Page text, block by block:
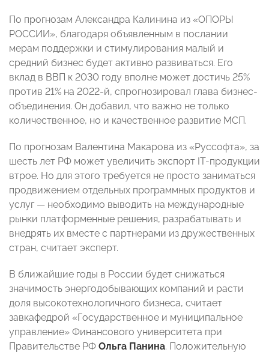
По прогнозам Александра Калинина из «ОПОРЫ
РОССИИ», благодаря объявленным в послании
мерам поддержки и стимулирования малый и
средний бизнес будет активно развиваться. Его
вклад в ВВП к 2030 году вполне может достичь 25%
против 21% на 2022-й, спрогнозировал глава бизнес-
объединения. Он добавил, что важно не только
количественное, но и качественное развитие МСП.
По прогнозам Валентина Макарова из «Руссофта», за
шесть лет РФ может увеличить экспорт IT-продукции
втрое. Но для этого требуется не просто заниматься
продвижением отдельных программных продуктов и
услуг — необходимо выводить на международные
рынки платформенные решения, разрабатывать и
внедрять их вместе с партнерами из дружественных
стран, считает эксперт.
В ближайшие годы в России будет снижаться
значимость энергодобывающих компаний и расти
доля высокотехнологичного бизнеса, считает
завкафедрой «Государственное и муниципальное
управление» Финансового университета при
Правительстве РФ Ольга Панина. Положительную